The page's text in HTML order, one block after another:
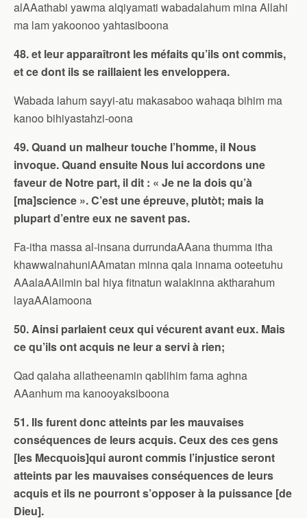
alAAathabi yawma alqiyamati wabadalahum mina Allahi
ma lam yakoonoo yahtasiboona
48. et leur apparaîtront les méfaits qu’ils ont commis,
et ce dont ils se raillaient les enveloppera.
Wabada lahum sayyi-atu makasaboo wahaqa bihim ma
kanoo bihiyastahzi-oona
49. Quand un malheur touche l’homme, il Nous
invoque. Quand ensuite Nous lui accordons une
faveur de Notre part, il dit : « Je ne la dois qu’à
[ma]science ». C’est une épreuve, plutòt; mais la
plupart d’entre eux ne savent pas.
Fa-itha massa al-insana durrundaAAana thumma itha
khawwalnahuniAAmatan minna qala innama ooteetuhu
AAalaAAilmin bal hiya fitnatun walakinna aktharahum
layaAAlamoona
50. Ainsi parlaient ceux qui vécurent avant eux. Mais
ce qu’ils ont acquis ne leur a servi à rien;
Qad qalaha allatheenamin qablihim fama aghna
AAanhum ma kanooyaksiboona
51. Ils furent donc atteints par les mauvaises
conséquences de leurs acquis. Ceux des ces gens
[les Mecquois]qui auront commis l’injustice seront
atteints par les mauvaises conséquences de leurs
acquis et ils ne pourront s’opposer à la puissance [de
Dieu].